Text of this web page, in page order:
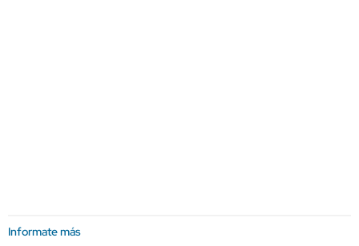
Informate más